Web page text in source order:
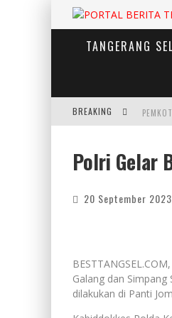
TANGERANG
BREAKING
Polri Gelar
20 September 2023
Galang dan
dilakukan di Panti